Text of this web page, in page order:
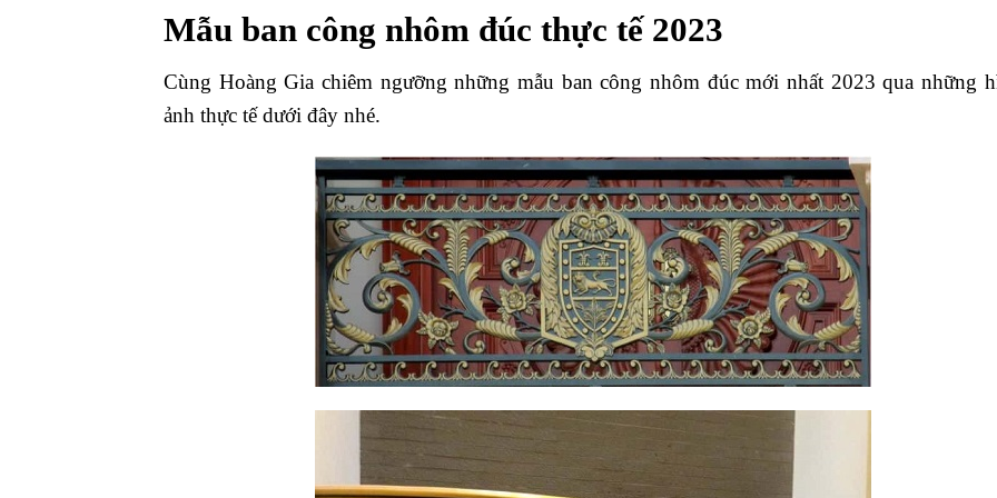
Mẫu ban công nhôm đúc thực tế 2023
Cùng Hoàng Gia chiêm ngưỡng những mẫu ban công nhôm đúc mới nhất 2023 qua những
ảnh thực tế dưới đây nhé.